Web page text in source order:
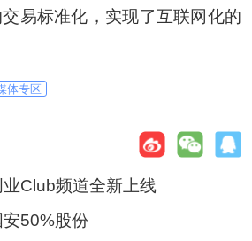
易标准化，实现了互联网化的
体专区
Club频道全新上线
50%股份